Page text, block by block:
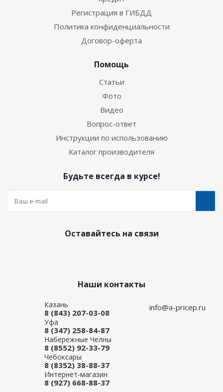
Регистрация в ГИБДД
Политика конфиденциальности
Договор-оферта
Помощь
Статьи
Фото
Видео
Вопрос-ответ
Инструкции по использованию
Каталог производителя
Будьте всегда в курсе!
Оставайтесь на связи
Наши контакты
Казань
8 (843) 207-03-08
Уфа
8 (347) 258-84-87
Набережные Челны
8 (8552) 92-33-79
Чебоксары
8 (8352) 38-88-37
Интернет-магазин
8 (927) 668-88-37
info@a-pricep.ru